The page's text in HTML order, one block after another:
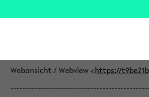
👉 Neue Angebote zur
Webansicht / Webview <https://